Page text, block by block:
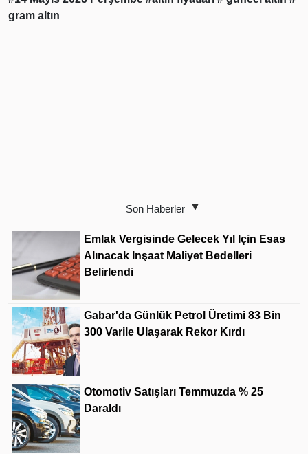
gram altın
Son Haberler
Emlak Vergisinde Gelecek Yıl Için Esas
Alınacak Inşaat Maliyet Bedelleri
Belirlendi
Gabar'da Günlük Petrol Üretimi 83 Bin
300 Varile Ulaşarak Rekor Kırdı
Otomotiv Satışları Temmuzda % 25
Daraldı